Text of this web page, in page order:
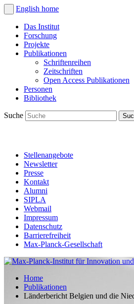
English home
Das Institut
Forschung
Projekte
Publikationen
Schriftenreihen
Zeitschriften
Open Access Publikationen
Personen
Bibliothek
Suche
Stellenangebote
Newsletter
Presse
Kontakt
Alumni
SIPLA
Webmail
Impressum
Datenschutz
Barrierefreiheit
Max-Planck-Gesellschaft
Home
Publikationen
Länderbericht Belgien und die